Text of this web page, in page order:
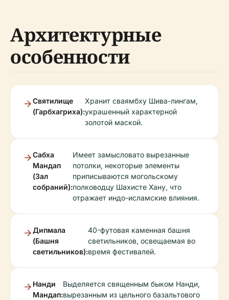
Архитектурные
особенности
Святилище
(Гарбхагриха):
Хранит сваямбху Шива-лингам,
украшенный характерной
золотой маской.
Сабха
Мандап
(Зал
собраний):
Имеет замысловато вырезанные
потолки, некоторые элементы
приписываются могольскому
полководцу Шахисте Хану, что
отражает индо-исламские влияния.
Дипмала
(Башня
светильников):
40-футовая каменная башня
светильников, освещаемая во
время фестивалей.
Нанди
Мандап:
Выделяется священным быком Нанди,
вырезанным из цельного базальтового